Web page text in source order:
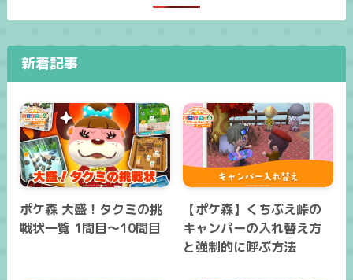
新着記事
ポケ森 大盛！タクミの挑
戦状一覧 1問目～10問目
【ポケ森】くちぶえ峠の
キャンパーの入れ替え方
と強制的に呼ぶ方法